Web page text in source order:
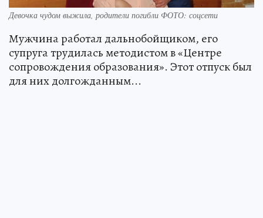
Девочка чудом выжила, родители погибли ФОТО: соцсети
Мужчина работал дальнобойщиком, его
супруга трудилась методистом в «Центре
сопровождения образования». Этот отпуск был
для них долгожданным...